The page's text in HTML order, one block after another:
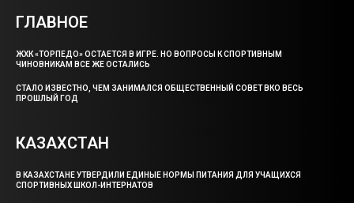
ГЛАВНОЕ
ЖХК «ТОРПЕДО» ОСТАЕТСЯ В ИГРЕ. НО ВОПРОСЫ К СПОРТИВНЫМ
ЧИНОВНИКАМ ВСЕ ЖЕ ОСТАЛИСЬ
СТАЛО ИЗВЕСТНО, ЧЕМ ЗАНИМАЛСЯ ОБЩЕСТВЕННЫЙ СОВЕТ ВКО ВЕСЬ
ПРОШЛЫЙ ГОД
КАЗАХСТАН
В КАЗАХСТАНЕ УТВЕРДИЛИ ЕДИНЫЕ НОРМЫ ПИТАНИЯ ДЛЯ УЧАЩИХСЯ
СПОРТИВНЫХ ШКОЛ-ИНТЕРНАТОВ